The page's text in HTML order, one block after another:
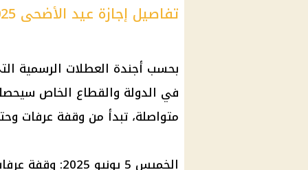
تفاصيل إجازة عيد الأضحى 2025 في مصر
بحسب أجندة العطلات الرسمية
في الدولة والقطاع الخاص
متواصلة، تبدأ من وقفة عرفات
الخميس 5 يونيو 2025: وقفة